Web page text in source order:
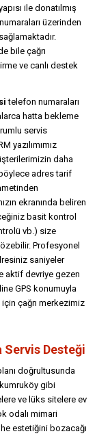
ile donatılmış
üzerinden
bile çağrı
ve canlı destek
telefon numaraları
hatta bekleme
servis
yazılımımız
daha
adres tarif
ekranında beliren
basit kontrol
vb.) size
Profesyonel
saniyeler
aktif devriye gezen
GPS konumuyla
çağrı merkezimiz
Desteği
doğrultusunda
gibi
ve lüks sitelere ev
odalı mimari
estetiğini bozacağı